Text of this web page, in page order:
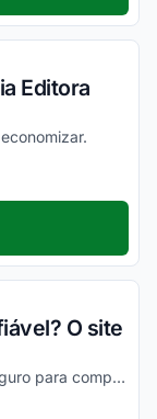
Editora
O site
Sem dúvidas Editora Foco é confiável e seguro para comprar online. Basta observar a reputação no Reclame Aqui Editora Foco para ter certeza!